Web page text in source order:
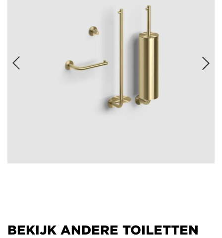
BEKIJK ANDERE TOILETTEN